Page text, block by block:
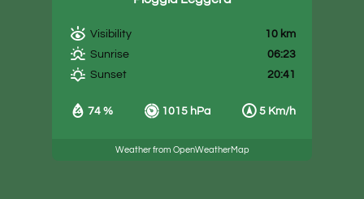
74 % 1015 hPa 5 Km/h
Visibility
10 km
Sunrise
06:23
Sunset
20:41
Weather from OpenWeatherMap